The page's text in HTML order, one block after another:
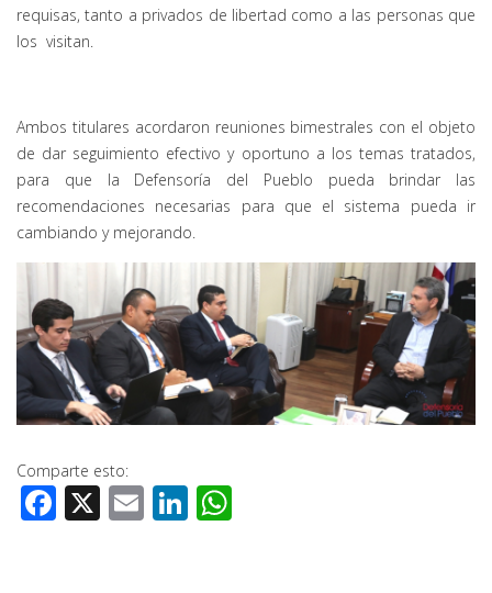
requisas, tanto a privados de libertad como a las personas que
los visitan.
Ambos titulares acordaron reuniones bimestrales con el objeto
de dar seguimiento efectivo y oportuno a los temas tratados,
para que la Defensoría del Pueblo pueda brindar las
recomendaciones necesarias para que el sistema pueda ir
cambiando y mejorando.
Comparte esto:
Facebook
X EmailLinkedIn